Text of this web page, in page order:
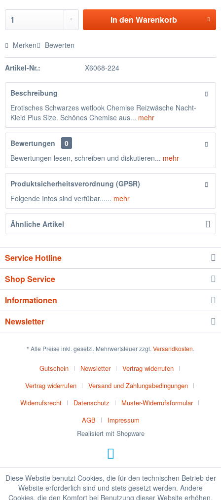
In den Warenkorb
Merken Bewerten
Artikel-Nr.: X6068-224
Beschreibung
Erotisches Schwarzes wetlook Chemise Reizwäsche Nacht-
Kleid Plus Size. Schönes Chemise aus... mehr
Bewertungen
0
Bewertungen lesen, schreiben und diskutieren... mehr
Produktsicherheitsverordnung (GPSR)
Folgende Infos sind verfübar...... mehr
Ähnliche Artikel
Service Hotline
Shop Service
Informationen
Newsletter
* Alle Preise inkl. gesetzl. Mehrwertsteuer zzgl. Versandkosten.
Gutschein Newsletter
Vertrag widerrufen
Vertrag widerrufen
Versand und Zahlungsbedingungen
Widerrufsrecht
Datenschutz
Muster-Widerrufsformular
AGB
Impressum
Realisiert mit Shopware
Diese Website benutzt Cookies, die für den technischen Betrieb der
Website erforderlich sind und stets gesetzt werden. Andere
Cookies, die den Komfort bei Benutzung dieser Website erhöhen,